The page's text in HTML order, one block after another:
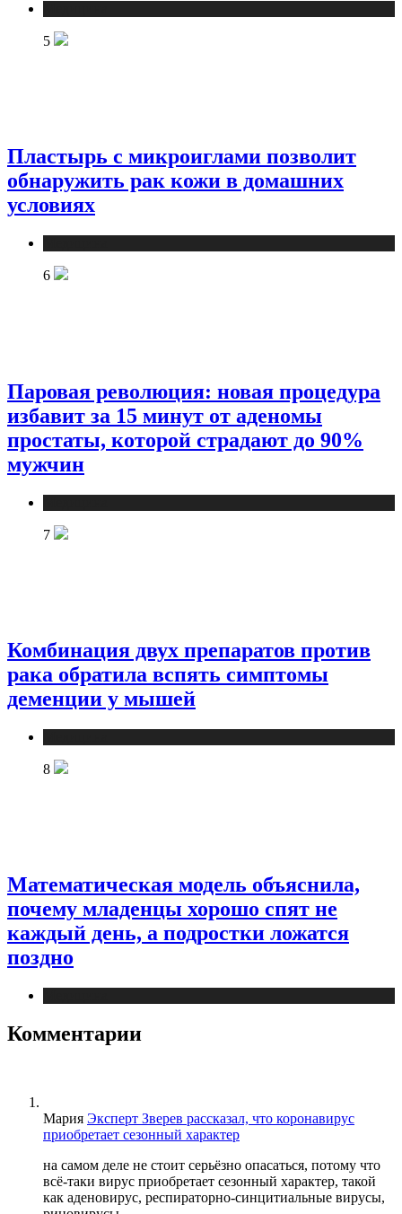
5
Пластырь с микроиглами позволит
обнаружить рак кожи в домашних
условиях
6
Паровая революция: новая процедура
избавит за 15 минут от аденомы
простаты, которой страдают до 90%
мужчин
7
Комбинация двух препаратов против
рака обратила вспять симптомы
деменции у мышей
8
Математическая модель объяснила,
почему младенцы хорошо спят не
каждый день, а подростки ложатся
поздно
Комментарии
Мария Эксперт Зверев рассказал, что коронавирус
приобретает сезонный характер
на самом деле не стоит серьёзно опасаться, потому что
всё-таки вирус приобретает сезонный характер, такой
как аденовирус, респираторно-синцитиальные вирусы,